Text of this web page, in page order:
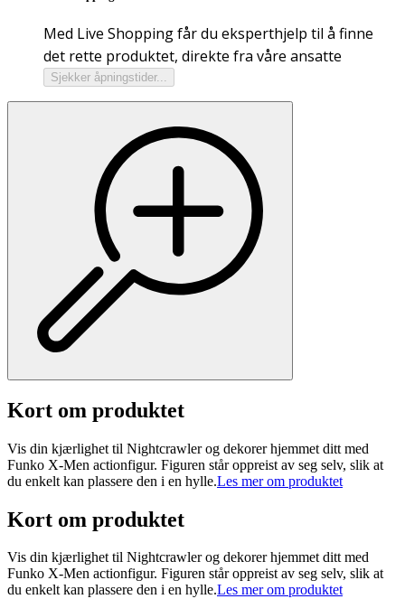
Med Live Shopping får du eksperthjelp til å finne
det rette produktet, direkte fra våre ansatte
Sjekker åpningstider...
Kort om produktet
Vis din kjærlighet til Nightcrawler og dekorer hjemmet ditt med
Funko X-Men actionfigur. Figuren står oppreist av seg selv, slik at
du enkelt kan plassere den i en hylle.Les mer om produktet
Kort om produktet
Vis din kjærlighet til Nightcrawler og dekorer hjemmet ditt med
Funko X-Men actionfigur. Figuren står oppreist av seg selv, slik at
du enkelt kan plassere den i en hylle.Les mer om produktet